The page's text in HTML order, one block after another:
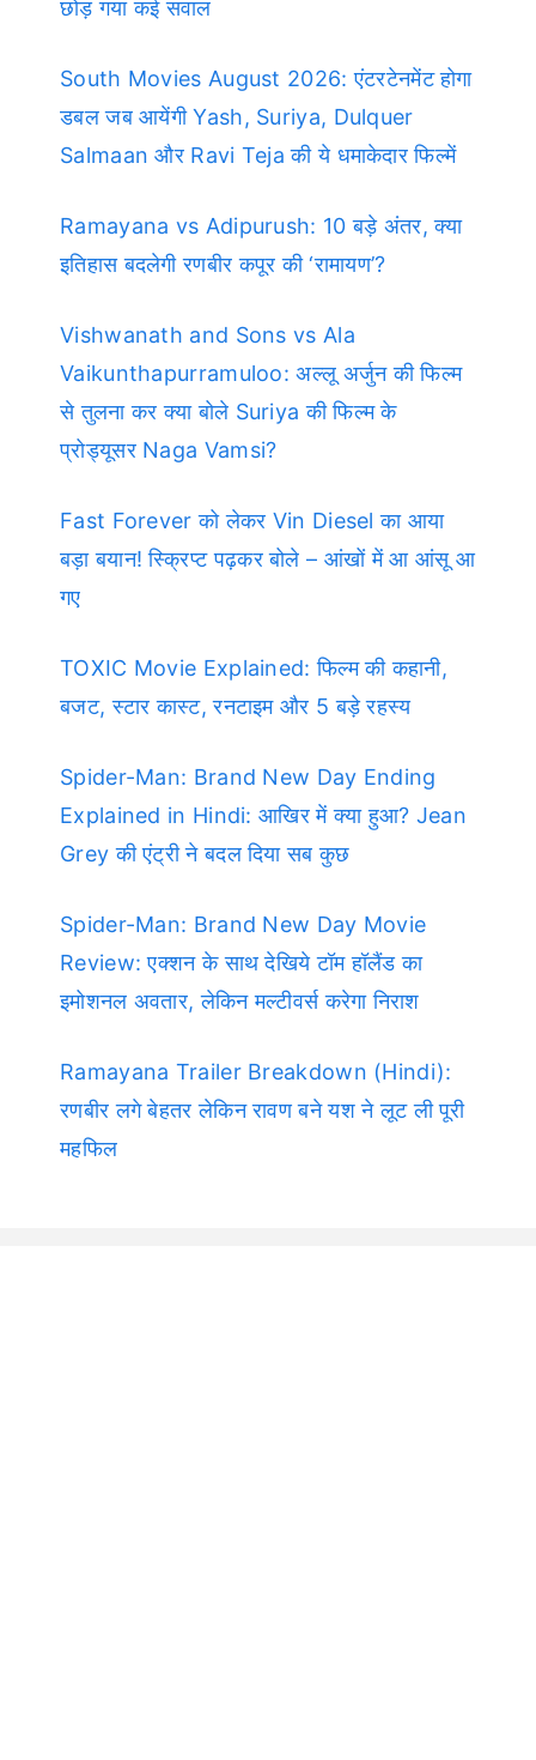
छोड़ गया कई सवाल
South Movies August 2026: एंटरटेनमेंट होगा
डबल जब आयेंगी Yash, Suriya, Dulquer
Salmaan और Ravi Teja की ये धमाकेदार फिल्में
Ramayana vs Adipurush: 10 बड़े अंतर, क्या
इतिहास बदलेगी रणबीर कपूर की ‘रामायण’?
Vishwanath and Sons vs Ala
Vaikunthapurramuloo: अल्लू अर्जुन की फिल्म
से तुलना कर क्या बोले Suriya की फिल्म के
प्रोड्यूसर Naga Vamsi?
Fast Forever को लेकर Vin Diesel का आया
बड़ा बयान! स्क्रिप्ट पढ़कर बोले – आंखों में आ आंसू आ
गए
TOXIC Movie Explained: फिल्म की कहानी,
बजट, स्टार कास्ट, रनटाइम और 5 बड़े रहस्य
Spider-Man: Brand New Day Ending
Explained in Hindi: आखिर में क्या हुआ? Jean
Grey की एंट्री ने बदल दिया सब कुछ
Spider-Man: Brand New Day Movie
Review: एक्शन के साथ देखिये टॉम हॉलैंड का
इमोशनल अवतार, लेकिन मल्टीवर्स करेगा निराश
Ramayana Trailer Breakdown (Hindi):
रणबीर लगे बेहतर लेकिन रावण बने यश ने लूट ली पूरी
महफिल